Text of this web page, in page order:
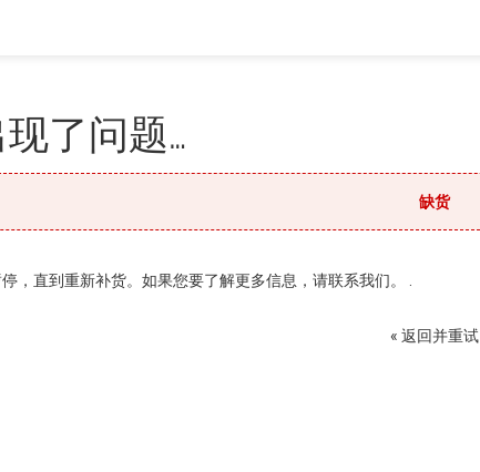
了问题…
缺货
，直到重新补货。如果您要了解更多信息，请联系我们。 .
« 返回并重试